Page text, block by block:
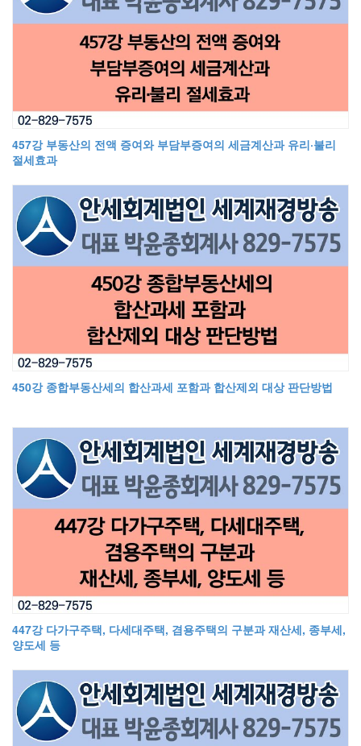
457강 부동산의 전액 증여와 부담부증여의 세금계산과 유리·불리
절세효과
450강 종합부동산세의 합산과세 포함과 합산제외 대상 판단방법
447강 다가구주택, 다세대주택, 겸용주택의 구분과 재산세, 종부세,
양도세 등